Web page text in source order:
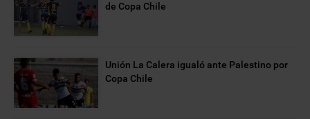
de Copa Chile
Unión La Calera igualó ante Palestino por
Copa Chile